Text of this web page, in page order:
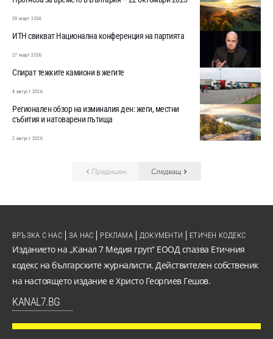
29 март 2026
ИТН свикват Национална конференция на партията
27 март 2026
Спират тежките камиони в жегите
4 август 2026
Регионален обзор на изминалия ден: жеги, местни
събития и натоварени пътища
2 август 2026
Предишен Следващ
Изданието на „Канал 7 Медия груп“ ЕООД спазва Етичния
кодекс на българските журналисти. Действителен собственик
на настоящето издание е Христо Георгиев Гешов.
KANAL7.BG
ВРЪЗКА С НАС ЗА НАС РЕКЛАМА ДОКУМЕНТИ ЕТИЧЕН КОДЕКС